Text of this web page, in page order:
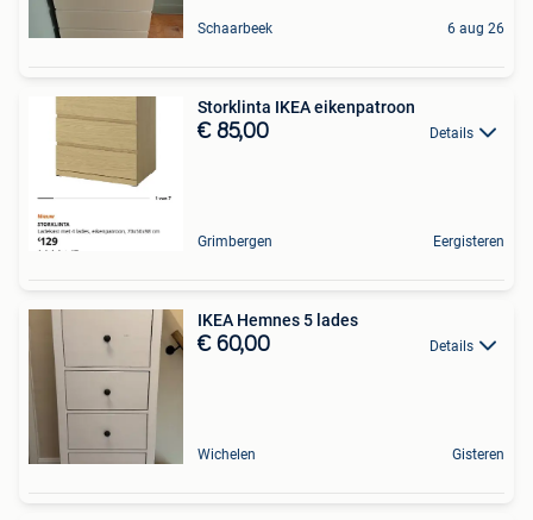
Schaarbeek 6 aug 26
Storklinta IKEA eikenpatroon
€ 85,00 Details
Grimbergen Eergisteren
IKEA Hemnes 5 lades
€ 60,00 Details
Wichelen Gisteren